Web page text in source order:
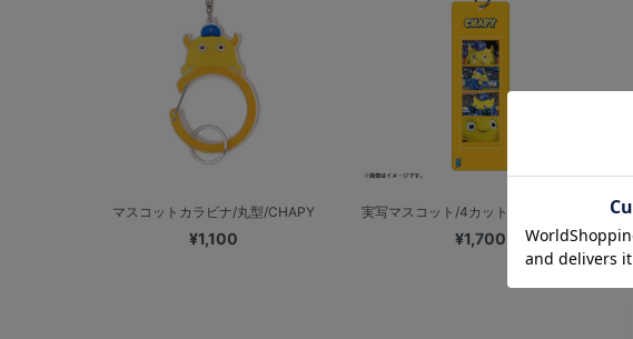
マスコットカラビナ/丸型/CHAPY
¥1,100
実写マスコット/4カットステッカー/C...
¥1,700